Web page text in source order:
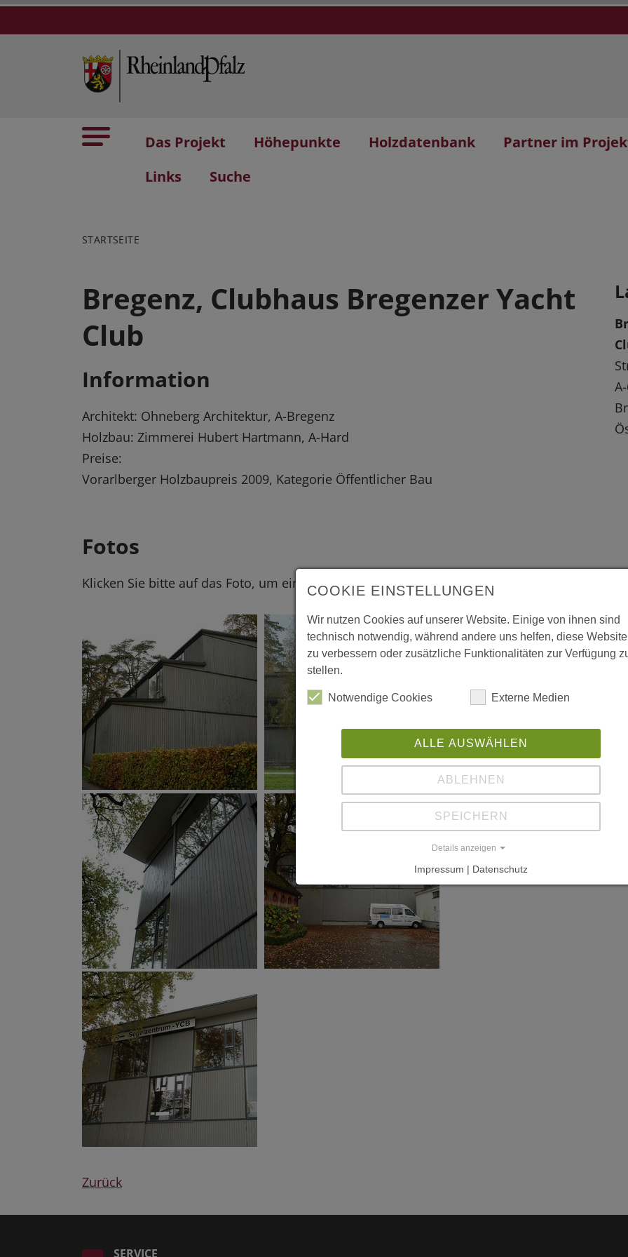
Das Projekt Höhepunkte Holzdatenbank
Partner im
Links
Suche
STARTSEITE
Bregenz, Clubhaus Bregenzer Yacht
Club
Information
Architekt: Ohneberg Architektur, A-Bregenz
Holzbau: Zimmerei Hubert Hartmann, A-Hard
Preise:
Vorarlberger Holzbaupreis 2009, Kategorie Öffentlicher Bau
Fotos
Klicken Sie bitte auf das Foto, um eine vergrößerte Darstellung zu erhalten.
Zurück
SERVICE
COOKIE EINSTELLUNGEN
Wir nutzen Cookies auf unserer Website. Einige von ihnen sind
technisch notwendig, während andere uns helfen, diese Website
zu verbessern oder zusätzliche Funktionalitäten zur Verfügung
stellen.
Notwendige Cookies Externe Medien
ALLE AUSWÄHLEN
ABLEHNEN
SPEICHERN
Details anzeigen
Impressum | Datenschutz